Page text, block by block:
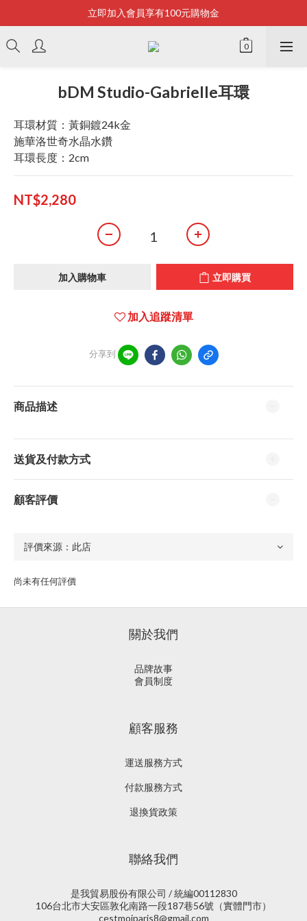
Bonjour~
立即加入會員享有100元購物金
全店滿2500即享免運
bDM Studio-Gabrielle耳環
耳環材質：黃銅鍍24k金
施華洛世奇水晶水鑽
耳環長度：2cm
NT$2,280
加入購物車 立即購買
加入追蹤清單
分享到
商品描述
送貨及付款方式
顧客評價
尚未有任何評價
關於我們
品牌故事
會員制度
顧客服務
運送服務方式
付款服務方式
退換貨政策
聯絡我們
是我貿易股份有限公司 / 統編00112830
106台北市大安區敦化南路一段187巷56號（實體門市）
cestmoiparis8@gmail.com